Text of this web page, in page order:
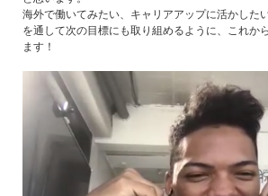
海外で働いてみたい、キャリアアップに活かした
を通して次の目標にも取り組めるように、これか
ます！